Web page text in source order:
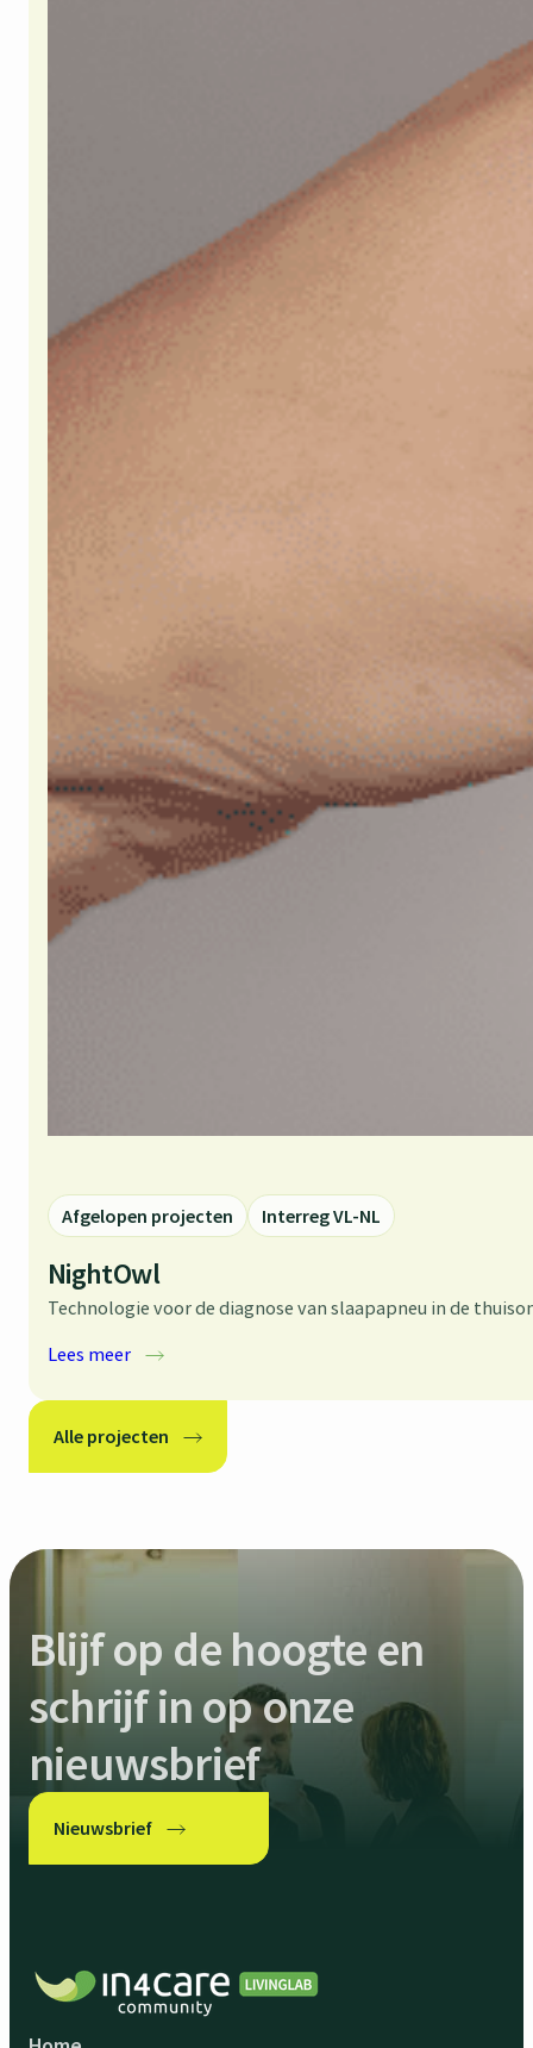
Afgelopen projecten Interreg VL-NL
NightOwl
Technologie voor de diagnose van slaapapneu in de
Lees meer:
Alle projecten
Blijf op de hoogte en
schrijf in op onze
nieuwsbrief
Nieuwsbrief